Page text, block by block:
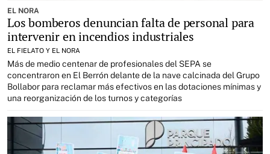
EL NORA
Los bomberos denuncian falta de personal para
intervenir en incendios industriales
EL FIELATO Y EL NORA
Más de medio centenar de profesionales del SEPA se
concentraron en El Berrón delante de la nave calcinada del Grupo
Bollabor para reclamar más efectivos en las dotaciones mínimas y
una reorganización de los turnos y categorías